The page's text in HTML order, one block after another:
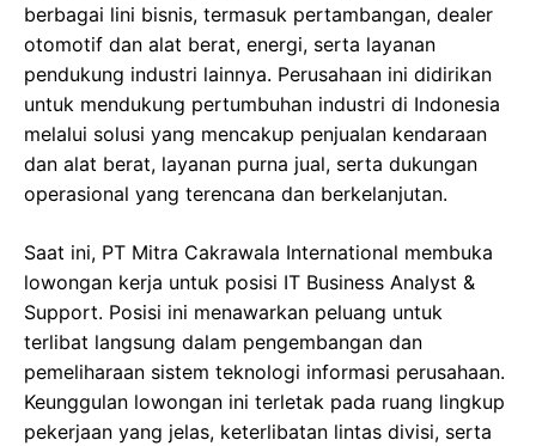
berbagai lini bisnis, termasuk pertambangan, dealer
otomotif dan alat berat, energi, serta layanan
pendukung industri lainnya. Perusahaan ini didirikan
untuk mendukung pertumbuhan industri di Indonesia
melalui solusi yang mencakup penjualan kendaraan
dan alat berat, layanan purna jual, serta dukungan
operasional yang terencana dan berkelanjutan.
Saat ini, PT Mitra Cakrawala International membuka
lowongan kerja untuk posisi IT Business Analyst &
Support. Posisi ini menawarkan peluang untuk
terlibat langsung dalam pengembangan dan
pemeliharaan sistem teknologi informasi perusahaan.
Keunggulan lowongan ini terletak pada ruang lingkup
pekerjaan yang jelas, keterlibatan lintas divisi, serta